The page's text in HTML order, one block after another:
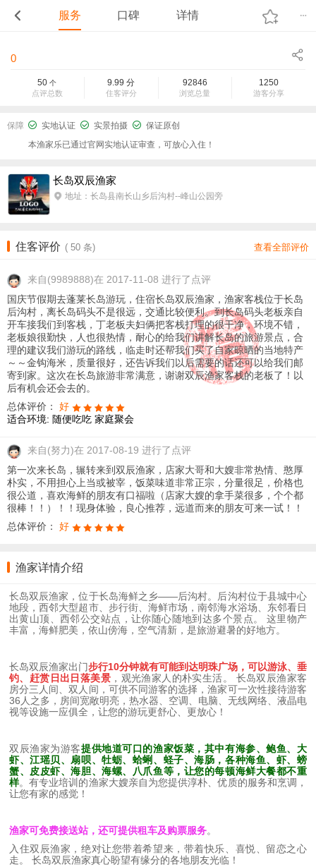
服务 口碑 详情
0
50 个
点评总数
9.99 分
住客评分
92846
浏览总量
1250
游客分享
保障 实地认证 实景拍摄
保证原创
本渔家乐已通过官网实地认证审查，可放心入住！
长岛双辰渔家
地址：长岛县南长山乡后沟村--峰山公园旁
住客评价 ( 50 条) 查看全部评价
来自(9989888)在 2017-11-08 进行了点评
国庆节假期去蓬莱长岛游玩，住宿长岛双辰渔家，渔家客栈位于长岛
后沟村，离长岛码头不是很远，交通比较便利。到长岛码头老板亲自
开车接我们到客栈，丁老板夫妇俩把客栈打理的很干净，环境不错，
老板娘很勤快，人也很热情，耐心的给我们讲解长岛的旅游景点，合
理的建议我们游玩的路线，临走时还帮我们买了自家晾晒的当地特产
～～金钩海米，质量很好，还告诉我们以后需要的话还可以给我们邮
寄到家。这次在长岛旅游非常满意，谢谢双辰渔家客栈的老板了！以
后有机会还会去的。
总体评价： 好
适合环境: 随便吃吃 家庭聚会
来自(努力)在 2017-08-19 进行了点评
第一次来长岛，辗转来到双辰渔家，店家大哥和大嫂非常热情、憨厚
朴实，不用担心上当或被宰，饭菜味道非常正宗，分量很足，价格也
很公道，喜欢海鲜的朋友有口福啦（店家大嫂的拿手菜很多，个个都
很棒！！）！！现身体验，良心推荐，远道而来的朋友可来一试！！
总体评价： 好
渔家详情介绍
长岛双辰渔家，位于长岛海鲜之乡——后沟村。后沟村位于县城中心
地段，西邻大型超市、步行街、海鲜市场，南邻海水浴场、东邻看日
出黄山顶、西邻公交站点，让你随心随地到达多个景点。 这里物产
丰富，海鲜肥美，依山傍海，空气清新，是旅游避暑的好地方。
长岛双辰渔家出门步行10分钟就有可能到达明珠广场，可以游泳、垂
钓、赶赏日出日落美景 ，观光渔家人的朴实生活。 长岛双辰渔家客
房分三人间、双人间，可供不同游客的选择，渔家可一次性接待游客
36人之多，房间宽敞明亮，热水器、空调、电脑、无线网络、液晶电
视等设施一应俱全，让您的游玩更舒心、更放心！
双辰渔家为游客提供地道可口的渔家饭菜，其中有海参、鲍鱼、大
虾、江瑶贝、扇呗、牡蛎、蛤蜊、蛏子、海肠，各种海鱼、虾、螃
蟹、皮皮虾、海胆、海螺、八爪鱼等，让您的每顿海鲜大餐都不重
样。有专业培训的渔家大嫂亲自为您提供淳朴、优质的服务和烹调，
让您有家的感觉！
渔家可免费接送站，还可提供租车及购票服务。
入住双辰渔家，绝对让您带着希望来，带着快乐、喜悦、留恋之心
走。 长岛双辰渔家真心盼望有缘分的各地朋友光临！